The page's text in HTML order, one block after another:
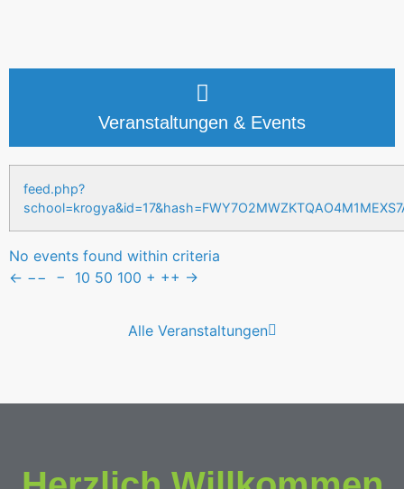
Veranstaltungen & Events
feed.php?
No events found within criteria
← −− − 10 50 100 + ++ →
Alle Veranstaltungen